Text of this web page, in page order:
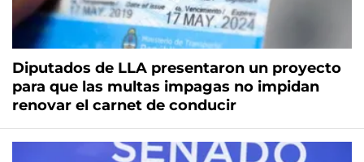
Diputados de LLA presentaron un proyecto
para que las multas impagas no impidan
renovar el carnet de conducir